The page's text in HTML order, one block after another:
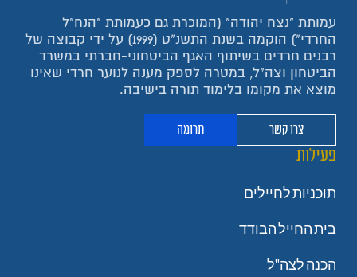
עמותת "נצח יהודה" (המוכרת גם כעמותת "הנח"ל
החרדי") הוקמה בשנת התשנ"ט (1999) על ידי קבוצה של
רבנים חרדים בשיתוף האגף הביטחוני-חברתי במשרד
הביטחון וצה"ל, במטרה לספק מענה לנוער חרדי שאינו
מוצא את מקומו בלימוד תורה בישיבה.
צרו קשר תרומה
פעילות
תוכניות לחיילים
בית החייל הבודד
הכנה לצה"ל